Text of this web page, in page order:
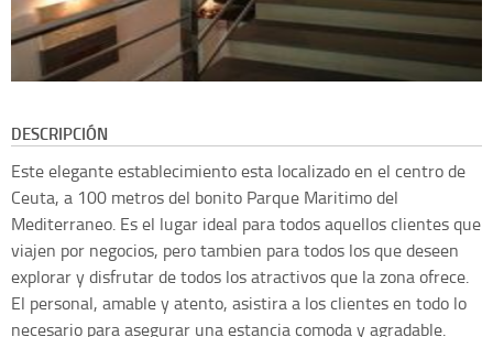
DESCRIPCIÓN
Este elegante establecimiento esta localizado en el centro de
Ceuta, a 100 metros del bonito Parque Maritimo del
Mediterraneo. Es el lugar ideal para todos aquellos clientes que
viajen por negocios, pero tambien para todos los que deseen
explorar y disfrutar de todos los atractivos que la zona ofrece.
El personal, amable y atento, asistira a los clientes en todo lo
necesario para asegurar una estancia comoda y agradable.